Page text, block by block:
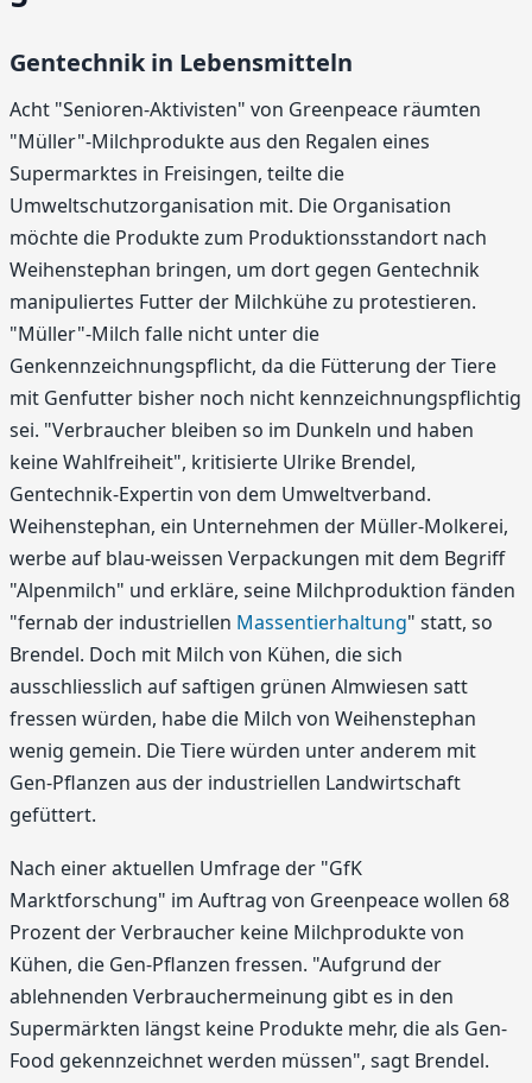
Gentechnik in Lebensmitteln
Acht "Senioren-Aktivisten" von Greenpeace räumten
"Müller"-Milchprodukte aus den Regalen eines
Supermarktes in Freisingen, teilte die
Umweltschutzorganisation mit. Die Organisation
möchte die Produkte zum Produktionsstandort nach
Weihenstephan bringen, um dort gegen Gentechnik
manipuliertes Futter der Milchkühe zu protestieren.
"Müller"-Milch falle nicht unter die
Genkennzeichnungspflicht, da die Fütterung der Tiere
mit Genfutter bisher noch nicht kennzeichnungspflichtig
sei. "Verbraucher bleiben so im Dunkeln und haben
keine Wahlfreiheit", kritisierte Ulrike Brendel,
Gentechnik-Expertin von dem Umweltverband.
Weihenstephan, ein Unternehmen der Müller-Molkerei,
werbe auf blau-weissen Verpackungen mit dem Begriff
"Alpenmilch" und erkläre, seine Milchproduktion fänden
"fernab der industriellen Massentierhaltung" statt, so
Brendel. Doch mit Milch von Kühen, die sich
ausschliesslich auf saftigen grünen Almwiesen satt
fressen würden, habe die Milch von Weihenstephan
wenig gemein. Die Tiere würden unter anderem mit
Gen-Pflanzen aus der industriellen Landwirtschaft
gefüttert.
Nach einer aktuellen Umfrage der "GfK
Marktforschung" im Auftrag von Greenpeace wollen 68
Prozent der Verbraucher keine Milchprodukte von
Kühen, die Gen-Pflanzen fressen. "Aufgrund der
ablehnenden Verbrauchermeinung gibt es in den
Supermärkten längst keine Produkte mehr, die als Gen-
Food gekennzeichnet werden müssen", sagt Brendel.